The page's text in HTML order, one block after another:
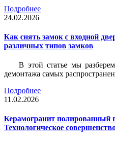
Подробнее
24.02.2026
Как снять замок с входной
различных типов замков
В этой статье мы
демонтажа самых
Подробнее
11.02.2026
Керамогранит полированный
Технологическое